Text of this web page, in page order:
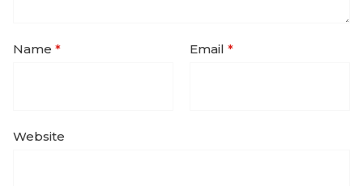
Name * Email *
Website